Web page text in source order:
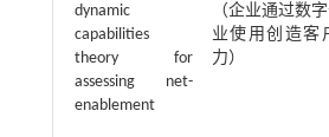
dynamic
capabilities
theory for
assessing net-
enablement
（企业通过数
业使用创造客
力）